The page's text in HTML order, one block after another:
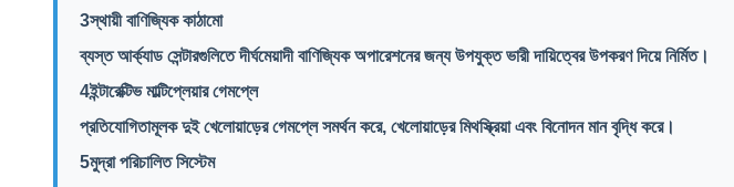
3স্থায়ী বাণিজ্যিক কাঠামো
ব্যস্ত আর্ক্যাড সেন্টারগুলিতে দীর্ঘমেয়াদী বাণিজ্যিক অপারেশনের জন্য উপযুক্ত ভারী দায়িত্বের উপকরণ দিয়ে নির্মিত।
4ইন্টারেক্টিভ মাল্টিপ্লেয়ার গেমপ্লে
প্রতিযোগিতামূলক দুই খেলোয়াড়ের গেমপ্লে সমর্থন করে, খেলোয়াড়ের মিথস্ক্রিয়া এবং বিনোদন মান বৃদ্ধি করে।
5মুদ্রা পরিচালিত সিস্টেম